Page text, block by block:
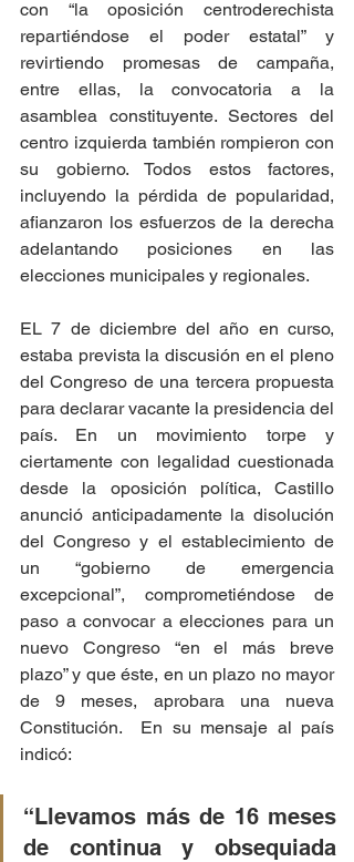
con “la oposición centroderechista
repartiéndose el poder estatal” y
revirtiendo promesas de campaña,
entre ellas, la convocatoria a la
asamblea constituyente. Sectores del
centro izquierda también rompieron con
su gobierno. Todos estos factores,
incluyendo la pérdida de popularidad,
afianzaron los esfuerzos de la derecha
adelantando posiciones en las
elecciones municipales y regionales.
EL 7 de diciembre del año en curso,
estaba prevista la discusión en el pleno
del Congreso de una tercera propuesta
para declarar vacante la presidencia del
país. En un movimiento torpe y
ciertamente con legalidad cuestionada
desde la oposición política, Castillo
anunció anticipadamente la disolución
del Congreso y el establecimiento de
un “gobierno de emergencia
excepcional”, comprometiéndose de
paso a convocar a elecciones para un
nuevo Congreso “en el más breve
plazo” y que éste, en un plazo no mayor
de 9 meses, aprobara una nueva
Constitución.  En su mensaje al país
indicó:
“Llevamos más de 16 meses
de continua y obsequiada